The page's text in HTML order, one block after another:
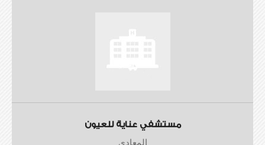
مستشفي عناية للعيون
المعادى